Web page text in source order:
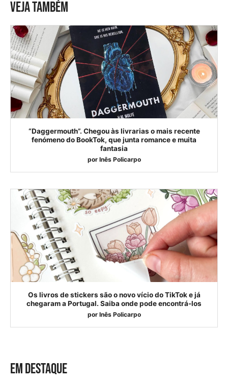
VEJA TAMBÉM
“Daggermouth”. Chegou às livrarias o mais recente
fenómeno do BookTok, que junta romance e muita
fantasia
por Inês Policarpo
Os livros de stickers são o novo vício do TikTok e já
chegaram a Portugal. Saiba onde pode encontrá-los
por Inês Policarpo
EM DESTAQUE